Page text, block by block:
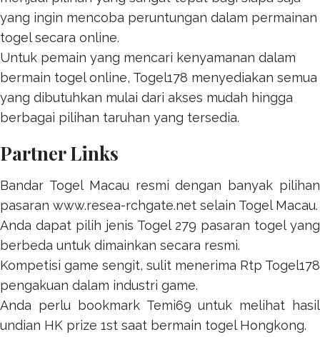
yang ingin mencoba peruntungan dalam permainan
togel secara online.
Untuk pemain yang mencari kenyamanan dalam
bermain togel online, Togel178 menyediakan semua
yang dibutuhkan mulai dari akses mudah hingga
berbagai pilihan taruhan yang tersedia.
Partner Links
Bandar Togel Macau resmi dengan banyak pilihan
pasaran www.resea-rchgate.net selain Togel Macau.
Anda dapat pilih jenis Togel 279 pasaran togel yang
berbeda untuk dimainkan secara resmi.
Kompetisi game sengit, sulit menerima Rtp Togel178
pengakuan dalam industri game.
Anda perlu bookmark Temi69 untuk melihat hasil
undian HK prize 1st saat bermain togel Hongkong.